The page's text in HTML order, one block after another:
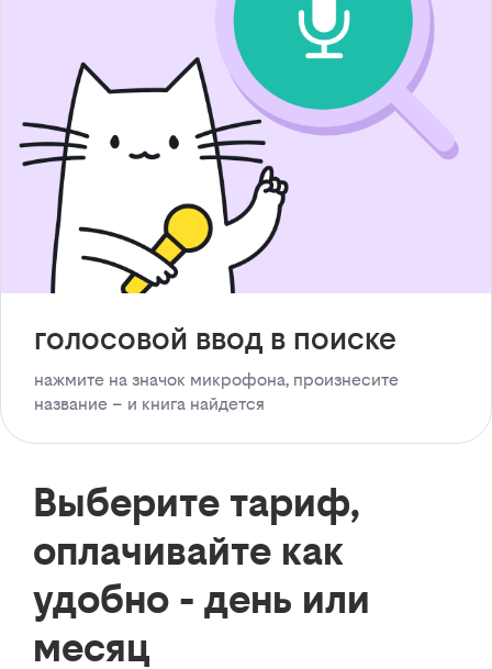
голосовой ввод в поиске
нажмите на значок микрофона, произнесите
название – и книга найдется
Выберите тариф,
оплачивайте как
удобно - день или
месяц